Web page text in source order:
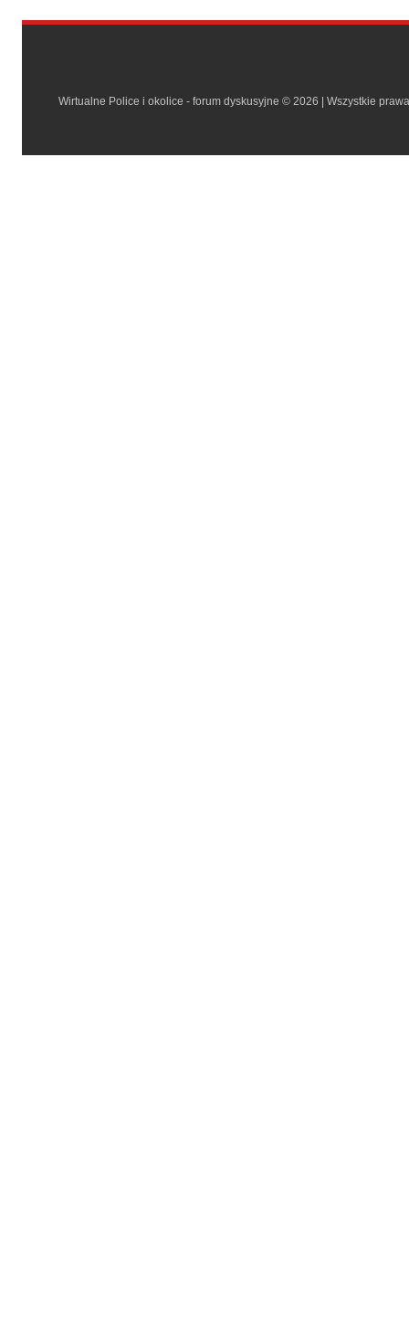
Wirtualne Police i okolice - forum dyskusyjne © 2026 | Wszystkie